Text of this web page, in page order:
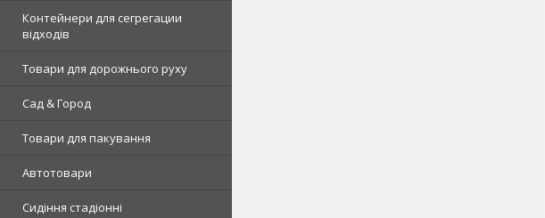
Контейнери для сегрегации
відходів
Товари для дорожнього руху
Сад & Город
Товари для пакування
Автотовари
Сидіння стадіонні